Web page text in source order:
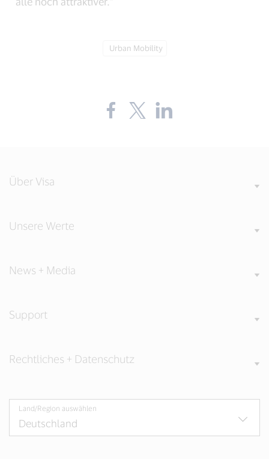
Tag:
Urban Mobility
Share
the
Share
the
Über Visa
Unsere Werte
News + Media
Support
Rechtliches + Datenschutz
Land/Region auswählen